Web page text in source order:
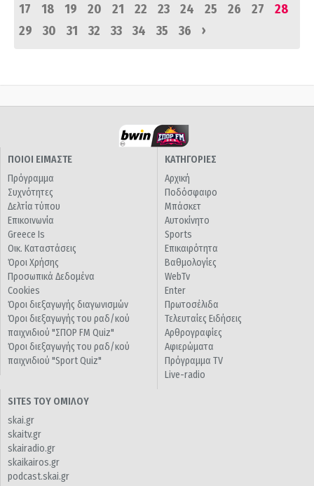
17
18 19 20 21 22 23 24 25 26 27
28
29
30 31 32 33 34 35 36 ›
ΠΟΙΟΙ ΕΙΜΑΣΤΕ
Πρόγραμμα
Συχνότητες
Δελτία τύπου
Επικοινωνία
Greece Is
Οικ. Καταστάσεις
Όροι Χρήσης
Προσωπικά Δεδομένα
Cookies
Όροι διεξαγωγής διαγωνισμών
Όροι διεξαγωγής του ραδ/κού
παιχνιδιού "ΣΠΟΡ FM Quiz"
Όροι διεξαγωγής του ραδ/κού
παιχνιδιού "Sport Quiz"
ΚΑΤΗΓΟΡΙΕΣ
Αρχική
Ποδόσφαιρο
Μπάσκετ
Αυτοκίνητο
Sports
Επικαιρότητα
Βαθμολογίες
WebTv
Enter
Πρωτοσέλιδα
Τελευταίες Ειδήσεις
Αρθρογραφίες
Αφιερώματα
Πρόγραμμα TV
Live-radio
SITES ΤΟΥ ΟΜΙΛΟΥ
skai.gr
skaitv.gr
skairadio.gr
skaikairos.gr
podcast.skai.gr